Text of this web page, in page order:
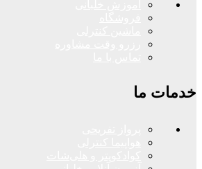
خدمات ما